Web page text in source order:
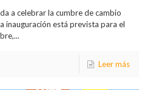
a celebrar la cumbre de cambio
inauguración está prevista para el
Leer más